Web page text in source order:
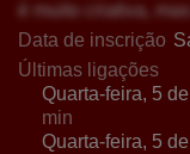
é muito criativa,
Data de inscrição
Últimas ligações
Quarta-feira, 5
min
Quarta-feira, 5